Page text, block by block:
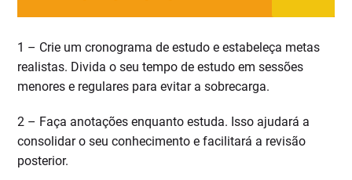
1 – Crie um cronograma de estudo e estabeleça metas
realistas. Divida o seu tempo de estudo em sessões
menores e regulares para evitar a sobrecarga.
2 – Faça anotações enquanto estuda. Isso ajudará a
consolidar o seu conhecimento e facilitará a revisão
posterior.